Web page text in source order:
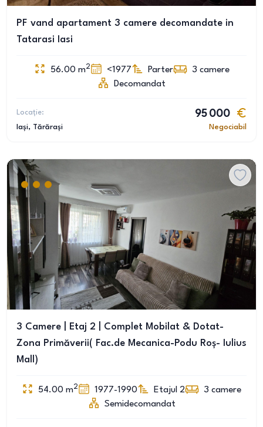
PF vand apartament 3 camere decomandate in
Tatarasi Iasi
56.00 m2 <1977 Parter 3 camere
Decomandat
Locație:
Iași, Tărărași
95 000
Negociabil
3 Camere | Etaj 2 | Complet Mobilat & Dotat-
Zona Primăverii( Fac.de Mecanica-Podu Roș- Iulius
Mall)
54.00 m2 1977-1990 Etajul 2 3 camere
Semidecomandat